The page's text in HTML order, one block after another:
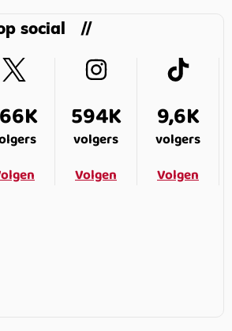
social
594K
volgers
Volgen
9,6K
volgers
Volgen